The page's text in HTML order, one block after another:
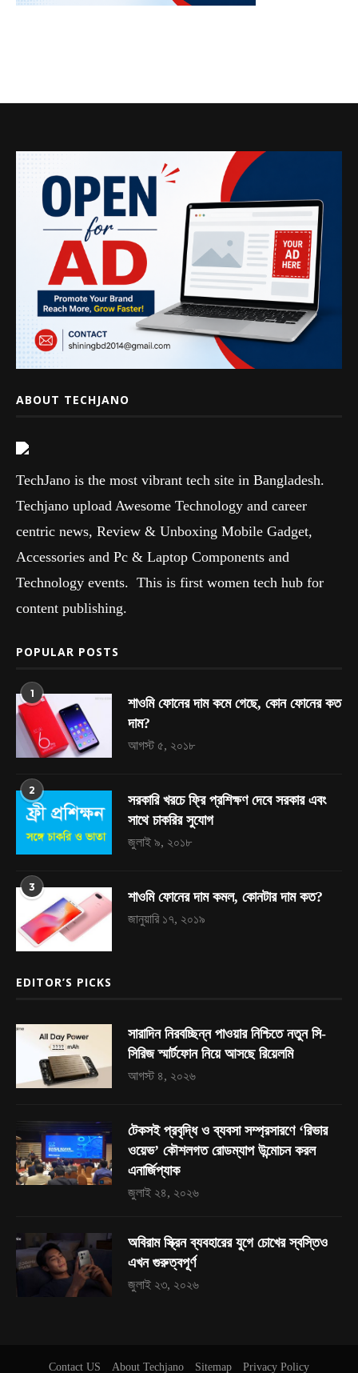
ABOUT TECHJANO
TechJano is the most vibrant tech site in Bangladesh.
Techjano upload Awesome Technology and career
centric news, Review & Unboxing Mobile Gadget,
Accessories and Pc & Laptop Components and
Technology events. This is first women tech hub for
content publishing.
POPULAR POSTS
1
শাওমি ফোনের দাম কমে গেছে, কোন ফোনের কত
দাম?
আগস্ট ৫, ২০১৮
2
সরকারি খরচে ফ্রি প্রশিক্ষণ দেবে সরকার এবং
সাথে চাকরির সুযোগ
জুলাই ৯, ২০১৮
3
শাওমি ফোনের দাম কমল, কোনটার দাম কত?
জানুয়ারি ১৭, ২০১৯
EDITOR’S PICKS
সারাদিন নিরবচ্ছিন্ন পাওয়ার নিশ্চিতে নতুন সি-
সিরিজ স্মার্টফোন নিয়ে আসছে রিয়েলমি
আগস্ট ৪, ২০২৬
টেকসই প্রবৃদ্ধি ও ব্যবসা সম্প্রসারণে ‘রিভার
ওয়েভ’ কৌশলগত রোডম্যাপ উন্মোচন করল
এনার্জিপ্যাক
জুলাই ২৪, ২০২৬
অবিরাম স্ক্রিন ব্যবহারের যুগে চোখের স্বস্তিও
এখন গুরুত্বপূর্ণ
জুলাই ২৩, ২০২৬
Contact US About Techjano Sitemap Privacy Policy